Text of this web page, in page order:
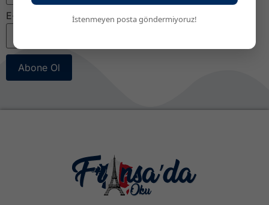
E-posta
Abone Ol
İstenmeyen posta göndermiyoruz!